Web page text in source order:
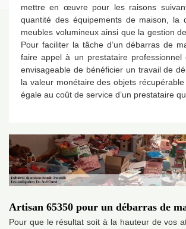
mettre en œuvre pour les raisons
quantité des équipements de maison, la
meubles volumineux ainsi que la gestion
Pour faciliter la tâche d’un débarras de
faire appel à un prestataire
envisageable de bénéficier un travail de
la valeur monétaire des objets
égale au coût de service d’un prestataire
Artisan 65350 pour un débarras de
Pour que le résultat soit à la hauteur de vos